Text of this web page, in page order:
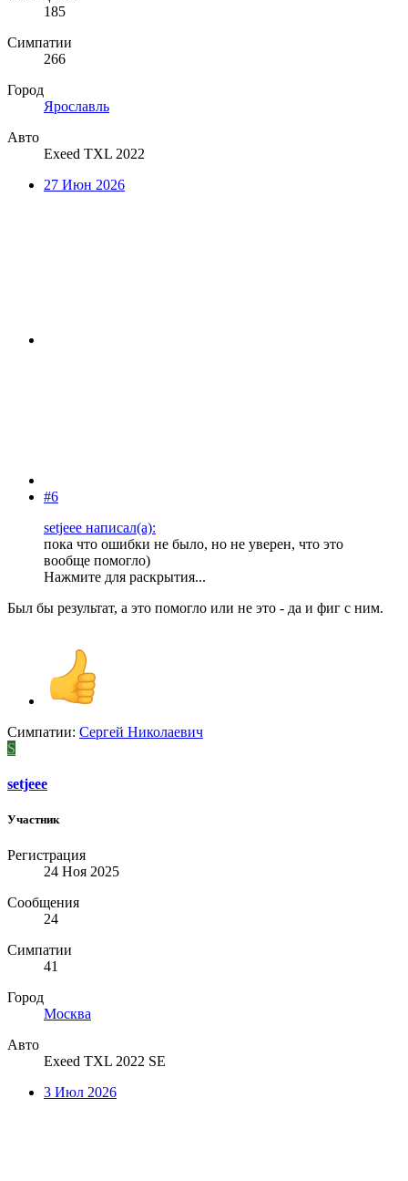
185
Симпатии
266
Город
Ярославль
Авто
Exeed TXL 2022
27 Июн 2026
#6
setjeee написал(а):
пока что ошибки не было, но не уверен, что это
вообще помогло)
Нажмите для раскрытия...
Был бы результат, а это помогло или не это - да и фиг с ним.
Симпатии: Сергей Николаевич
S
setjeee
Участник
Регистрация
24 Ноя 2025
Сообщения
24
Симпатии
41
Город
Москва
Авто
Exeed TXL 2022 SE
3 Июл 2026